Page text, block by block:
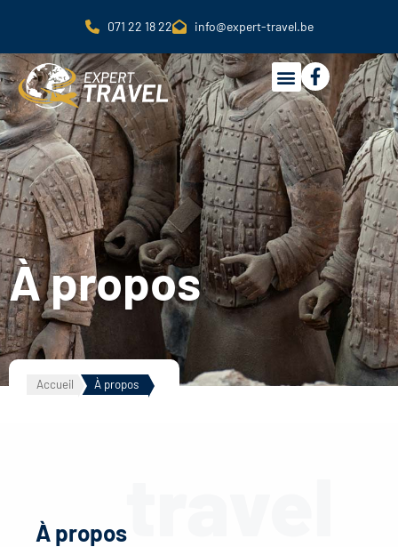
071 22 18 22 info@expert-travel.be
À propos
Accueil À propos
À propos